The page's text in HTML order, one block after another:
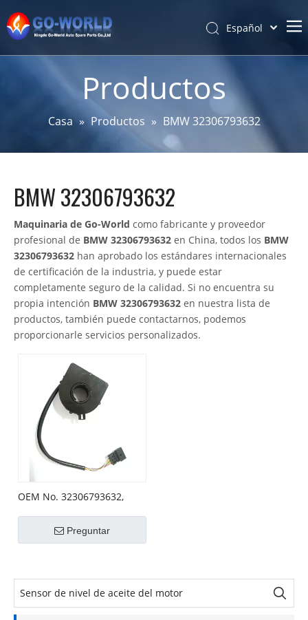
Acerca de
Productos
Apoyo
Contáctenos
Español
简体中文
Productos
Casa » Productos » BMW 32306793632
BMW 32306793632
Maquinaria de Go-World como fabricante y proveedor
profesional de BMW 32306793632 en China, todos los BMW
32306793632 han aprobado los estándares internacionales
de certificación de la industria, y puede estar
completamente seguro de la calidad. Si no encuentra su
propia intención BMW 32306793632 en nuestra lista de
productos, también puede contactarnos, podemos
proporcionarle servicios personalizados.
OEM No. 32306793632,
ángulo de dirección
Preguntar